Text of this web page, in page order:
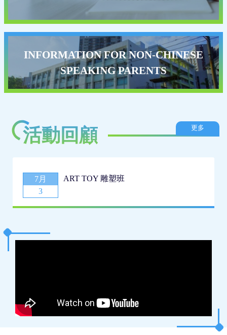
26-28年度應用學習課程選科結果
26-28年度應用學習課程選科結果
李煒強榮獲標語創作比賽亞軍
「賽馬會節能減電學校計劃」 天主教香港教區
第七屆家長校董選舉結果
第二十屆畢業典禮電子場刊
2026-05-15
「WhatsApp貼圖設計比賽」及「書籤設計比賽」獲
獎
INFORMATION FOR NON-CHINESE
SPEAKING PARENTS
活動回顧 更多
7月
3
ART TOY 雕塑班